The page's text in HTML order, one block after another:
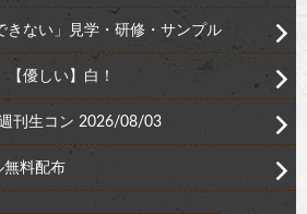
きない」見学・研修・サンプル
優しい】白！
刊生コン 2026/08/03
料配布